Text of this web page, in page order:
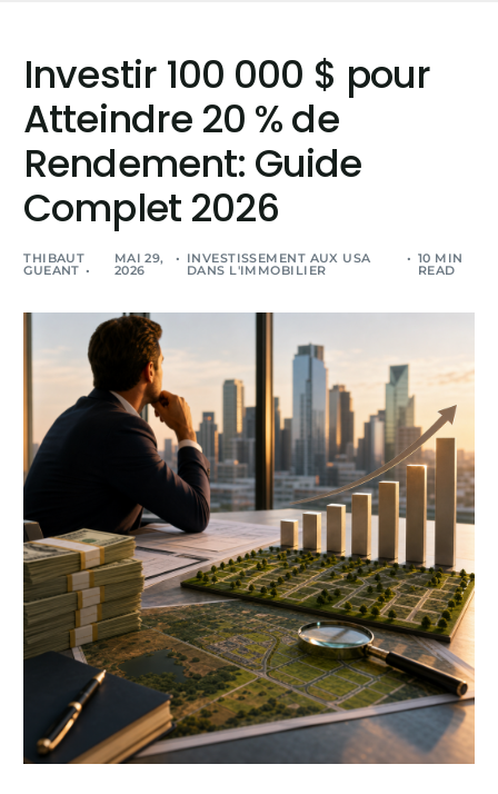
Investir 100 000 $ pour
Atteindre 20 % de
Rendement: Guide
Complet 2026
THIBAUT
GUEANT
MAI 29,
2026
INVESTISSEMENT AUX USA
DANS L'IMMOBILIER
10 MIN
READ